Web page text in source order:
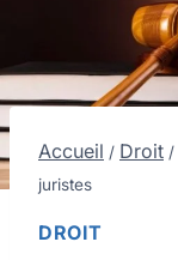
Accueil / Droit /
juristes
DROIT